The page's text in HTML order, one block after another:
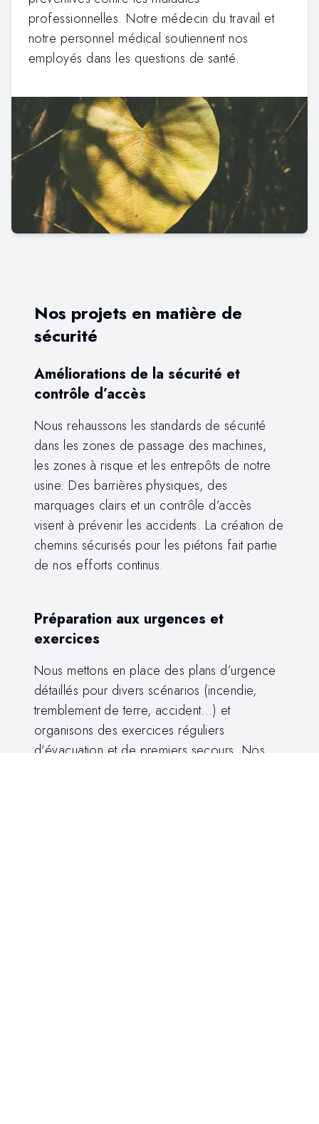
professionnelles. Notre médecin du travail et
notre personnel médical soutiennent nos
employés dans les questions de santé.
Nos projets en matière de
sécurité
Améliorations de la sécurité et
contrôle d’accès
Nous rehaussons les standards de sécurité
dans les zones de passage des machines,
les zones à risque et les entrepôts de notre
usine. Des barrières physiques, des
marquages clairs et un contrôle d’accès
visent à prévenir les accidents. La création de
chemins sécurisés pour les piétons fait partie
de nos efforts continus.
Préparation aux urgences et
exercices
Nous mettons en place des plans d’urgence
détaillés pour divers scénarios (incendie,
tremblement de terre, accident...) et
organisons des exercices réguliers
d’évacuation et de premiers secours. Nos